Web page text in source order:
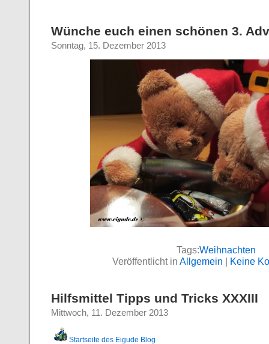
Wünche euch einen schönen 3.
Sonntag, 15. Dezember 2013
Tags:Weihnachten
Veröffentlicht in Allgemein | Keine
Hilfsmittel Tipps und Tricks XXXIII
Mittwoch, 11. Dezember 2013
Startseite des Eigude Blog